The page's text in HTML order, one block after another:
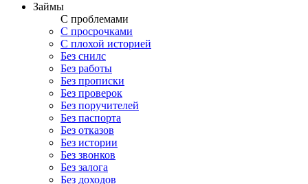
Займы
С проблемами
С просрочками
С плохой историей
Без снилс
Без работы
Без прописки
Без проверок
Без поручителей
Без паспорта
Без отказов
Без истории
Без звонков
Без залога
Без доходов